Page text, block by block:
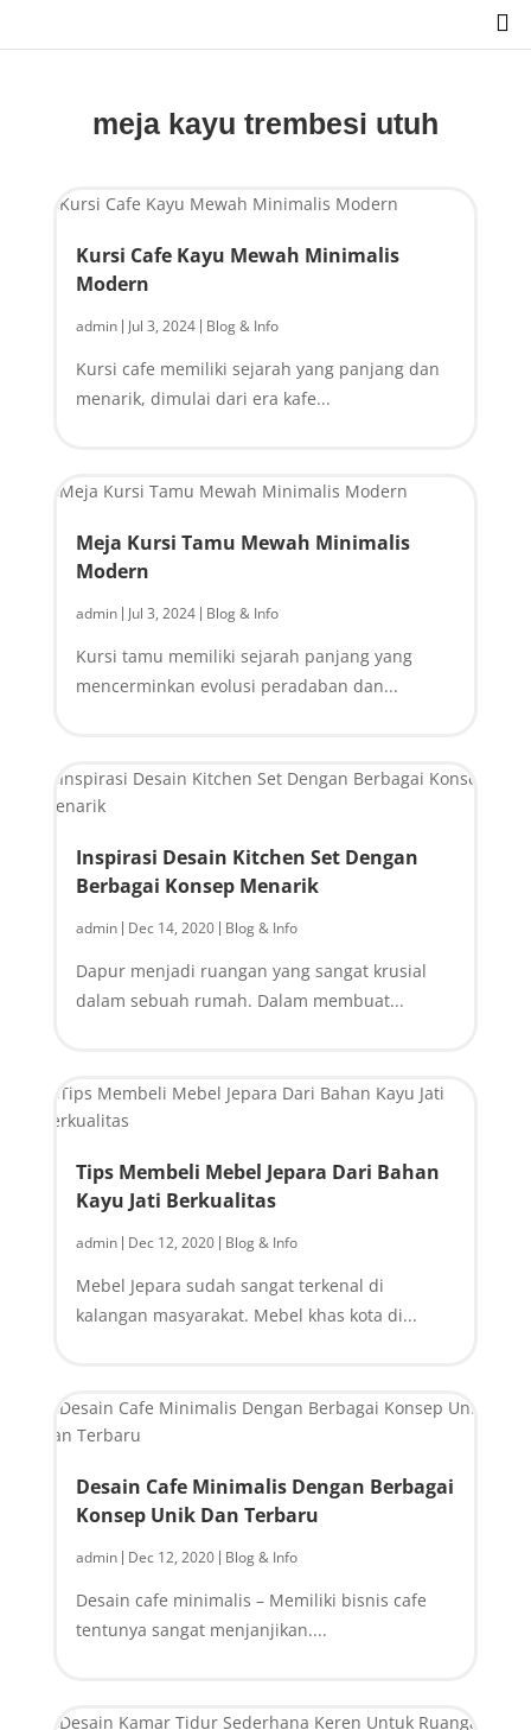

meja kayu trembesi utuh
Kursi Cafe Kayu Mewah Minimalis
Modern
admin Jul 3, 2024 Blog & Info
Kursi cafe memiliki sejarah yang panjang dan
menarik, dimulai dari era kafe...
Meja Kursi Tamu Mewah Minimalis
Modern
admin Jul 3, 2024 Blog & Info
Kursi tamu memiliki sejarah panjang yang
mencerminkan evolusi peradaban dan...
Inspirasi Desain Kitchen Set Dengan
Berbagai Konsep Menarik
admin Dec 14, 2020 Blog & Info
Dapur menjadi ruangan yang sangat krusial
dalam sebuah rumah. Dalam membuat...
Tips Membeli Mebel Jepara Dari Bahan
Kayu Jati Berkualitas
admin Dec 12, 2020 Blog & Info
Mebel Jepara sudah sangat terkenal di
kalangan masyarakat. Mebel khas kota di...
Desain Cafe Minimalis Dengan Berbagai
Konsep Unik Dan Terbaru
admin Dec 12, 2020 Blog & Info
Desain cafe minimalis – Memiliki bisnis cafe
tentunya sangat menjanjikan....